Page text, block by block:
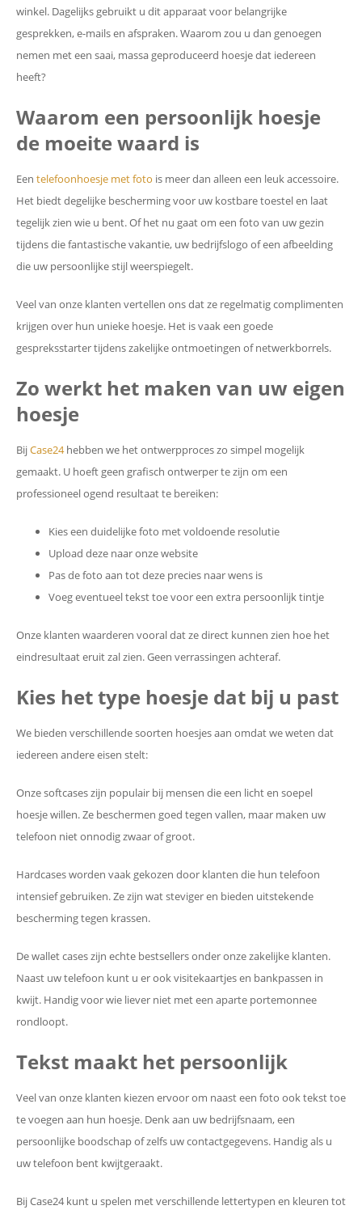
winkel. Dagelijks gebruikt u dit apparaat voor belangrijke
gesprekken, e-mails en afspraken. Waarom zou u dan genoegen
nemen met een saai, massa geproduceerd hoesje dat iedereen
heeft?
Waarom een persoonlijk hoesje
de moeite waard is
Een telefoonhoesje met foto is meer dan alleen een leuk accessoire.
Het biedt degelijke bescherming voor uw kostbare toestel en laat
tegelijk zien wie u bent. Of het nu gaat om een foto van uw gezin
tijdens die fantastische vakantie, uw bedrijfslogo of een afbeelding
die uw persoonlijke stijl weerspiegelt.
Veel van onze klanten vertellen ons dat ze regelmatig complimenten
krijgen over hun unieke hoesje. Het is vaak een goede
gespreksstarter tijdens zakelijke ontmoetingen of netwerkborrels.
Zo werkt het maken van uw eigen
hoesje
BijCase24hebben we het ontwerpproces zo simpel mogelijk
gemaakt. U hoeft geen grafisch ontwerper te zijn om een
professioneel ogend resultaat te bereiken:
Kies een duidelijke foto met voldoende resolutie
Upload deze naar onze website
Pas de foto aan tot deze precies naar wens is
Voeg eventueel tekst toe voor een extra persoonlijk tintje
Onze klanten waarderen vooral dat ze direct kunnen zien hoe het
eindresultaat eruit zal zien. Geen verrassingen achteraf.
Kies het type hoesje dat bij u past
We bieden verschillende soorten hoesjes aan omdat we weten dat
iedereen andere eisen stelt:
Onze softcases zijn populair bij mensen die een licht en soepel
hoesje willen. Ze beschermen goed tegen vallen, maar maken uw
telefoon niet onnodig zwaar of groot.
Hardcases worden vaak gekozen door klanten die hun telefoon
intensief gebruiken. Ze zijn wat steviger en bieden uitstekende
bescherming tegen krassen.
De wallet cases zijn echte bestsellers onder onze zakelijke klanten.
Naast uw telefoon kunt u er ook visitekaartjes en bankpassen in
kwijt. Handig voor wie liever niet met een aparte portemonnee
rondloopt.
Tekst maakt het persoonlijk
Veel van onze klanten kiezen ervoor om naast een foto ook tekst toe
te voegen aan hun hoesje. Denk aan uw bedrijfsnaam, een
persoonlijke boodschap of zelfs uw contactgegevens. Handig als u
uw telefoon bent kwijtgeraakt.
Bij Case24 kunt u spelen met verschillende lettertypen en kleuren tot